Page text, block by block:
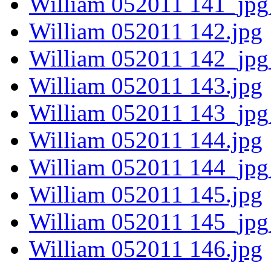
William 052011 142.jpg
William 052011
William 052011 143.jpg
William 052011
William 052011 144.jpg
William 052011
William 052011 145.jpg
William 052011
William 052011 146.jpg